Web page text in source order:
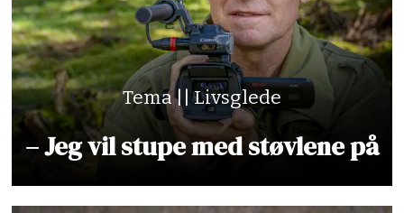
Tema || Livsglede
– Jeg vil stupe med støvlene på